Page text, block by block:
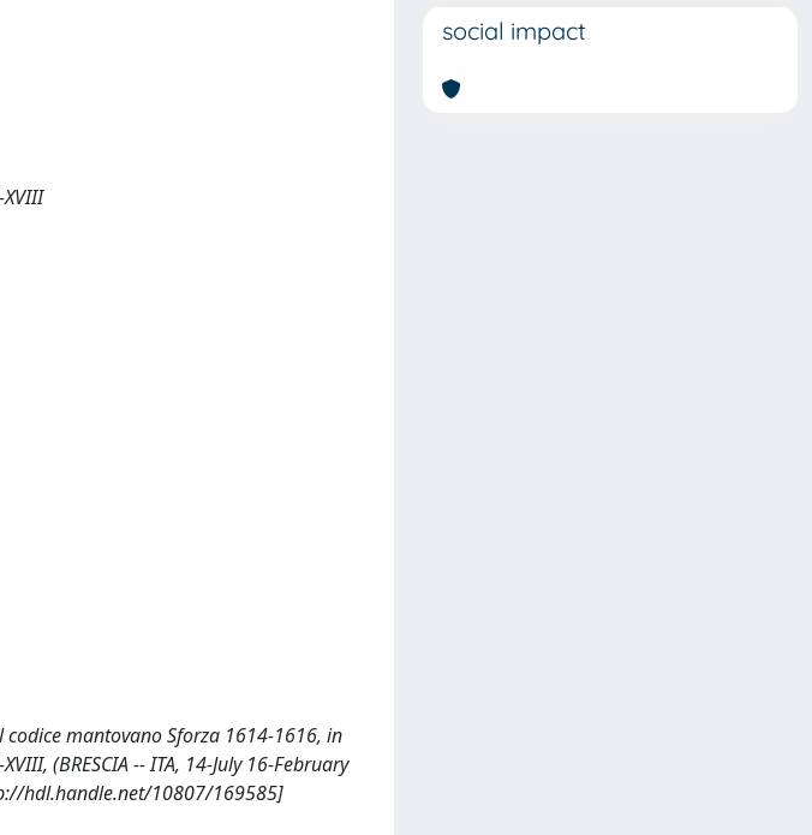
mantovano Sforza 1614-1616, in
(BRESCIA -- ITA, 14-July 16-February
hdl.handle.net/10807/169585]
social impact